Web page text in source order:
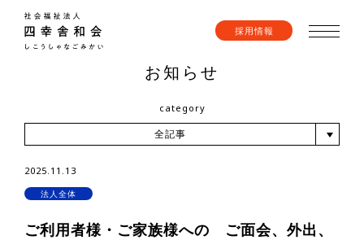
採用情報
お知らせ
category
全記事
2025.11.13
法人全体
ご利用者様・ご家族様への ご面会、外出、